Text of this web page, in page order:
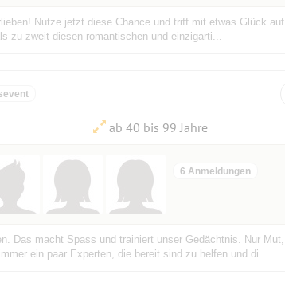
Nutze jetzt diese Chance und triff mit etwas Glück auf
zu zweit diesen romantischen und einzigarti...
ab 40 bis 99 Jahre
6 Anmeldungen
Das macht Spass und trainiert unser Gedächtnis. Nur Mut,
ein paar Experten, die bereit sind zu helfen und di...